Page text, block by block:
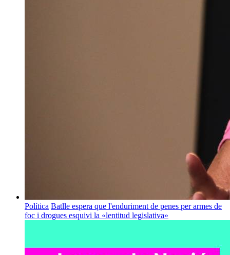
Política Batlle espera que l'enduriment de penes per armes de
foc i drogues esquivi la «lentitud legislativa»